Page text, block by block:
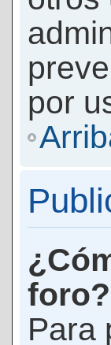
por
foro?
Para